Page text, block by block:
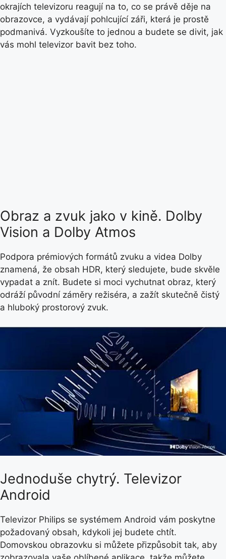
okrajích televizoru reagují na to, co se právě děje na
obrazovce, a vydávají pohlcující záři, která je prostě
podmanivá. Vyzkoušíte to jednou a budete se divit, jak
vás mohl televizor bavit bez toho.
Obraz a zvuk jako v kině. Dolby
Vision a Dolby Atmos
Podpora prémiových formátů zvuku a videa Dolby
znamená, že obsah HDR, který sledujete, bude skvěle
vypadat a znít. Budete si moci vychutnat obraz, který
odráží původní záměry režiséra, a zažít skutečně čistý
a hluboký prostorový zvuk.
Jednoduše chytrý. Televizor
Android
Televizor Philips se systémem Android vám poskytne
požadovaný obsah, kdykoli jej budete chtít.
Domovskou obrazovku si můžete přizpůsobit tak, aby